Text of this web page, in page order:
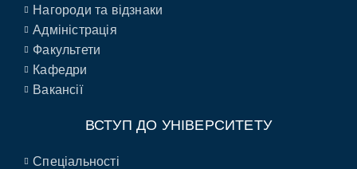
Нагороди та відзнаки
Адміністрація
Факультети
Кафедри
Вакансії
ВСТУП ДО УНІВЕРСИТЕТУ
Спеціальності